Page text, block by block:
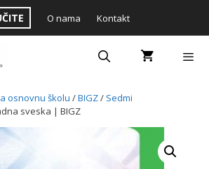
O nama Kontakt
osnovnu školu /BIGZ/ Sedmi
sveska | BIGZ